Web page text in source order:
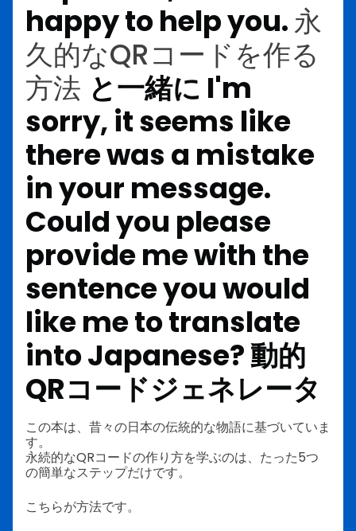
happy to help you.永
久的なQRコードを作る
方法 と一緒に I'm
sorry, it seems like
there was a mistake
in your message.
Could you please
provide me with the
sentence you would
like me to translate
into Japanese?動的
QRコードジェネレータ
この本は、昔々の日本の伝統的な物語に基づいていま
す。
永続的なQRコードの作り方を学ぶのは、たった5つ
の簡単なステップだけです。
こちらが方法です。